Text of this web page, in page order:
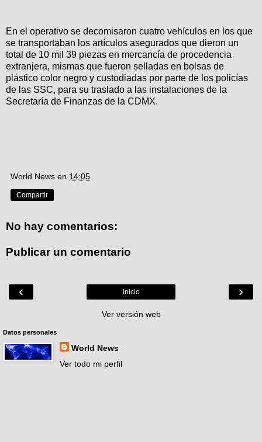
En el operativo se decomisaron cuatro vehículos en los que
se transportaban los artículos asegurados que dieron un
total de 10 mil 39 piezas en mercancía de procedencia
extranjera, mismas que fueron selladas en bolsas de
plástico color negro y custodiadas por parte de los policías
de las SSC, para su traslado a las instalaciones de la
Secretaría de Finanzas de la CDMX.
World News en 14:05
Compartir
No hay comentarios:
Publicar un comentario
‹ ›
Inicio
Ver versión web
Datos personales
World News
Ver todo mi perfil